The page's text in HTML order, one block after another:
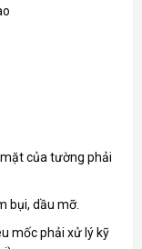
của tường phải
bụi, dầu mỡ.
mốc phải xử lý kỹ